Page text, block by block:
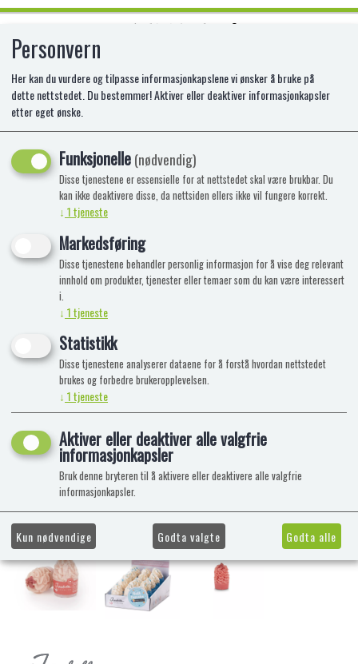
KREMET CUPCAKE "PINK CLOUD"
Rosa - Jordbær 70g
Personvern
Her kan du vurdere og tilpasse informasjonkapslene vi ønsker å bruke på
dette nettstedet. Du bestemmer! Aktiver eller deaktiver informasjonkapsler
etter eget ønske.
Funksjonelle(nødvendig)
Disse tjenestene er essensielle for at nettstedet skal være brukbar. Du
kan ikke deaktivere disse, da nettsiden ellers ikke vil fungere korrekt.
↓ 1tjeneste
Markedsføring
Disse tjenestene behandler personlig informasjon for å vise deg relevant
innhold om produkter, tjenester eller temaer som du kan være interessert
i.
↓ 1tjeneste
Statistikk
Disse tjenestene analyserer dataene for å forstå hvordan nettstedet
brukes og forbedre brukeropplevelsen.
↓ 1tjeneste
Aktiver eller deaktiver alle valgfrie
informasjonkapsler
Bruk denne bryteren til å aktivere eller deaktivere alle valgfrie
informasjonkapsler.
Kun nødvendige Godta valgte Godta alle